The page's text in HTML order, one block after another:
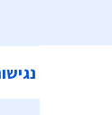
הצהרת